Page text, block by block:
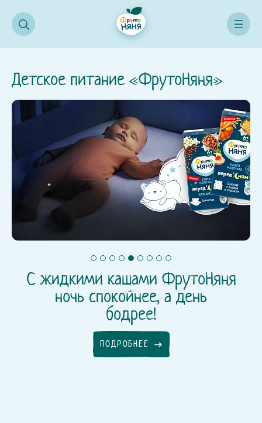
Детское питание «ФрутоНяня»
С жидкими кашами ФрутоНяня
ночь спокойнее, а день
бодрее!
ПОДРОБНЕЕ